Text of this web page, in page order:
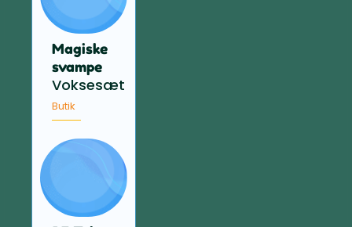
Magiske
svampe
Voksesæt
Butik